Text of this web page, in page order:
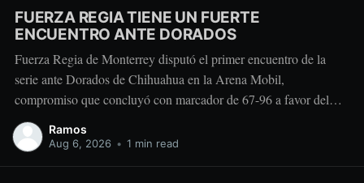
FUERZA REGIA TIENE UN FUERTE
ENCUENTRO ANTE DORADOS
Fuerza Regia de Monterrey disputó el primer encuentro de la
serie ante Dorados de Chihuahua en la Arena Mobil,
compromiso que concluyó con marcador de 67-96 a favor del
conjunto visitante. Dorados tomó ventaja durante la primera
mitad con parciales de 28-15 y 26-13. Después del descanso, el
Ramos
Aug 6, 2026 • 1 min read